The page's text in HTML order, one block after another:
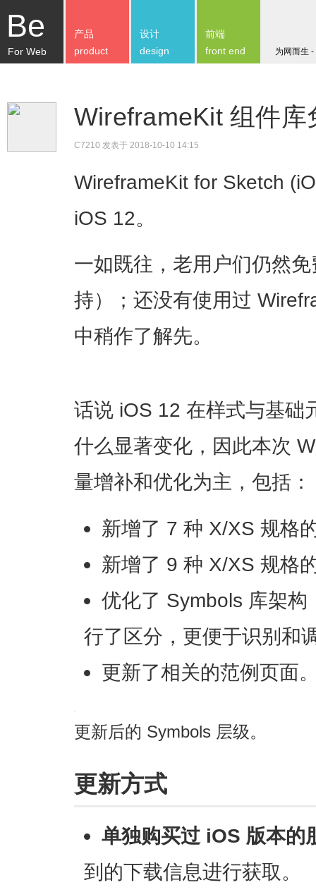
Be
For Web 为网而生
产品
product
设计
design
前端
front end
WireframeKit 组件
C7210 发表于 2018-10-10 14:15
WireframeKit for Sketch
iOS 12。
一如既往，老用户们仍然
持）；还没有使用过
中稍作了解先。
话说 iOS 12 在样式与基础
什么显著变化，因此本次
量增补和优化为主，包括：
新增了 7 种 X/XS 规格
新增了 9 种 X/XS 规格
优化了 Symbols 库架
行了区分，更便于识别和
更新了相关的范例页面
更新后的 Symbols 层级。
更新方式
单独购买过 iOS 版本的
到的下载信息进行获取。